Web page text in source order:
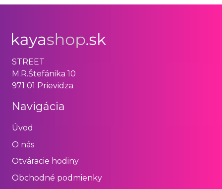
STREET
M.R.Štefánika 10
971 01 Prievidza
Navigácia
Úvod
O nás
Otváracie hodiny
Obchodné podmienky